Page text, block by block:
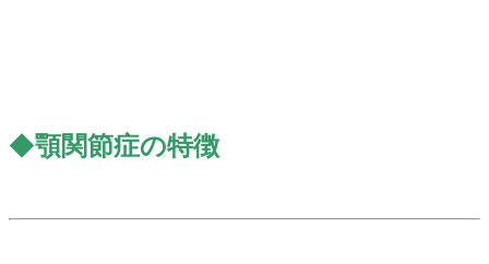
◆顎関節症の特徴